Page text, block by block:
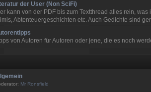
der User (Non SciFi)
kann von der PDF bis zum Textthread alles rein,
Abtenteuergeschichten etc. Auch Gedichte sind
von Autoren für Autoren oder jene, die es noch
Mr Ronsfield